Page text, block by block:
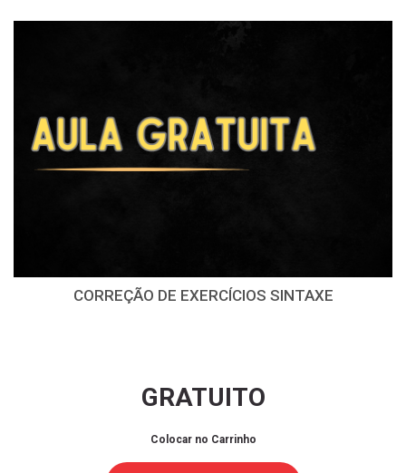
CORREÇÃO DE EXERCÍCIOS SINTAXE
GRATUITO
Colocar no Carrinho